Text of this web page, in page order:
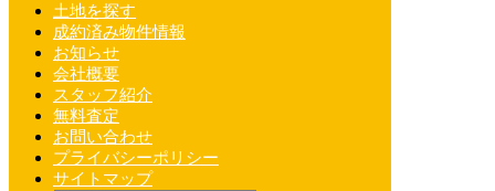
土地を探す
成約済み物件情報
お知らせ
会社概要
スタッフ紹介
無料査定
お問い合わせ
プライバシーポリシー
サイトマップ